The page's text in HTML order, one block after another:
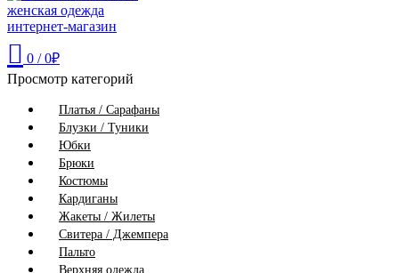
0 / 0₽
Просмотр категорий
Платья / Сарафаны
Блузки / Туники
Юбки
Брюки
Костюмы
Кардиганы
Жакеты / Жилеты
Свитера / Джемпера
Пальто
Верхняя одежда